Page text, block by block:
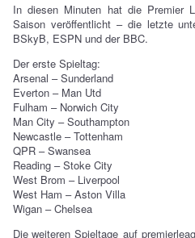
In diesen Minuten hat die Premier
Saison veröffentlicht – die letzte
BSkyB, ESPN und der BBC.
Der erste Spieltag:
Arsenal – Sunderland
Everton – Man Utd
Fulham – Norwich City
Man City – Southampton
Newcastle – Tottenham
QPR – Swansea
Reading – Stoke City
West Brom – Liverpool
West Ham – Aston Villa
Wigan – Chelsea
Die weiteren Spieltage auf